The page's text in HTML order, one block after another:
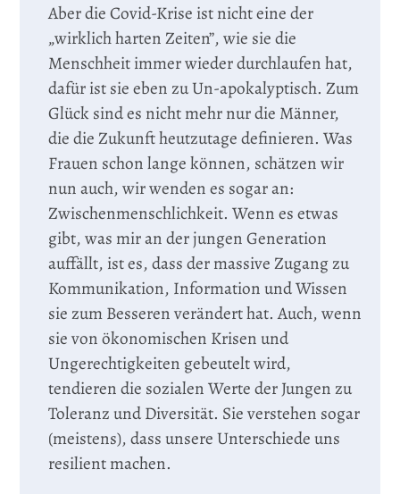
Aber die Covid-Krise ist nicht eine der
„wirklich harten Zeiten”, wie sie die
Menschheit immer wieder durchlaufen hat,
dafür ist sie eben zu Un-apokalyptisch. Zum
Glück sind es nicht mehr nur die Männer,
die die Zukunft heutzutage definieren. Was
Frauen schon lange können, schätzen wir
nun auch, wir wenden es sogar an:
Zwischenmenschlichkeit. Wenn es etwas
gibt, was mir an der jungen Generation
auffällt, ist es, dass der massive Zugang zu
Kommunikation, Information und Wissen
sie zum Besseren verändert hat. Auch, wenn
sie von ökonomischen Krisen und
Ungerechtigkeiten gebeutelt wird,
tendieren die sozialen Werte der Jungen zu
Toleranz und Diversität. Sie verstehen sogar
(meistens), dass unsere Unterschiede uns
resilient machen.